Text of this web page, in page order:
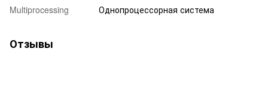
Multiprocessing Однопроцессорная система
Отзывы